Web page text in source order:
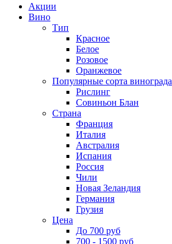
Акции
Вино
Тип
Красное
Белое
Розовое
Оранжевое
Популярные сорта винограда
Рислинг
Совиньон Блан
Страна
Франция
Италия
Австралия
Испания
Россия
Чили
Новая Зеландия
Германия
Грузия
Цена
До 700 руб
700 - 1500 руб